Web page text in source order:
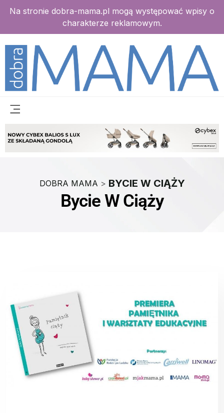
Na stronie dobra-mama.pl mogą występować wpisy o
charakterze reklamowym.
DOBRA MAMA > BYCIE W CIĄŻY
Bycie W Ciąży